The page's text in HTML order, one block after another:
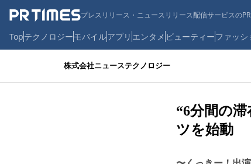
プレスリリース・ニュースリリース配信サービスの
Topテクノロジーモバイルアプリ エンタメ ビューティーファッシ
株式会社ニューステクノロジー
“6分間の
ツを始動